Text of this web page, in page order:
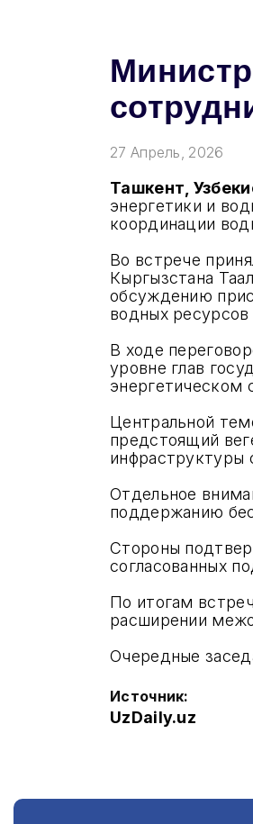
27 Апрель, 2026
Ташкент,
энергетики и
координации
Во встрече
Кыргызстана
обсуждению
водных
В ходе
уровне глав
энергетическом
Центральной
предстоящий
инфраструктуры
Отдельное
поддержанию
Стороны
согласованных
По итогам
расширении
Очередные
Источник:
UzDaily.uz